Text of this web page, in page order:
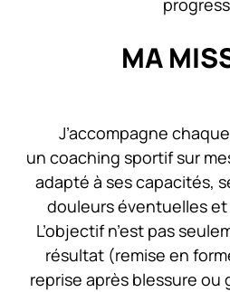
MA
J’accompagne
un coaching sportif sur
adapté à ses capacités,
douleurs éventuelles et
L’objectif n’est pas
résultat (remise en
reprise après blessure